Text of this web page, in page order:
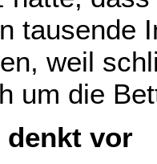
tausende
weil
um die
denkt vor